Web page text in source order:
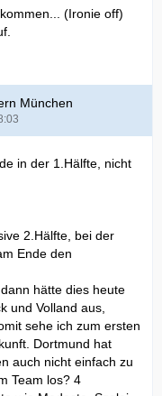
(Ironie off)
München
in der 1.Hälfte, nicht
2.Hälfte, bei der
Ende den
hätte dies heute
und Volland aus,
sehe ich zum ersten
Dortmund hat
auch nicht einfach zu
Team los? 4